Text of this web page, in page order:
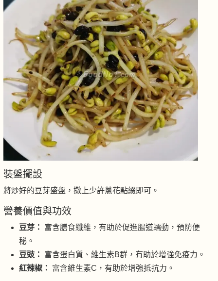
裝盤擺設
將炒好的豆芽盛盤，撒上少許蔥花點綴即可。
營養價值與功效
豆芽：
富含膳食纖維，有助於促進腸道蠕動，預防便
秘。
豆豉：
富含蛋白質、維生素B群，有助於增強免疫力。
紅辣椒：
富含維生素C，有助於增強抵抗力。